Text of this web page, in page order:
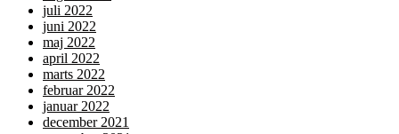
juli 2022
juni 2022
maj 2022
april 2022
marts 2022
februar 2022
januar 2022
december 2021